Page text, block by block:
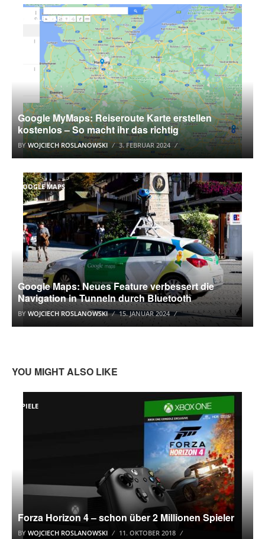
GOOGLE MAPS
Google MyMaps: Reiseroute Karte erstellen
kostenlos – So macht ihr das richtig
BYWOJCIECH ROSLANOWSKI 3. FEBRUAR 2024
GOOGLE MAPS
Google Maps: Neues Feature verbessert die
Navigation in Tunneln durch Bluetooth
BY WOJCIECH ROSLANOWSKI 15. JANUAR 2024
YOU MIGHT ALSO LIKE
SPIELE
Forza Horizon 4 – schon über 2 Millionen Spieler
BY WOJCIECH ROSLANOWSKI 11. OKTOBER 2018